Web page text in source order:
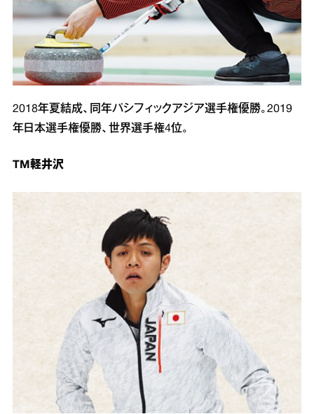
2018年夏結成、同年パシフィックアジア選手権優勝。2019
年日本選手権優勝、世界選手権4位。
TM軽井沢